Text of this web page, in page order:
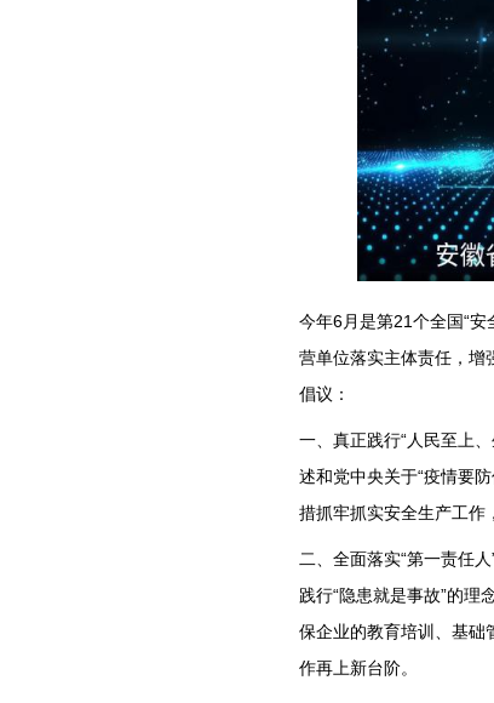
今年6月是第21个全国“安
营单位落实主体责任，增
倡议：
一、真正践行“人民至上
述和党中央关于“疫情要
措抓牢抓实安全生产工作
二、全面落实“第一责任
践行“隐患就是事故”的
保企业的教育培训、基础
作再上新台阶。